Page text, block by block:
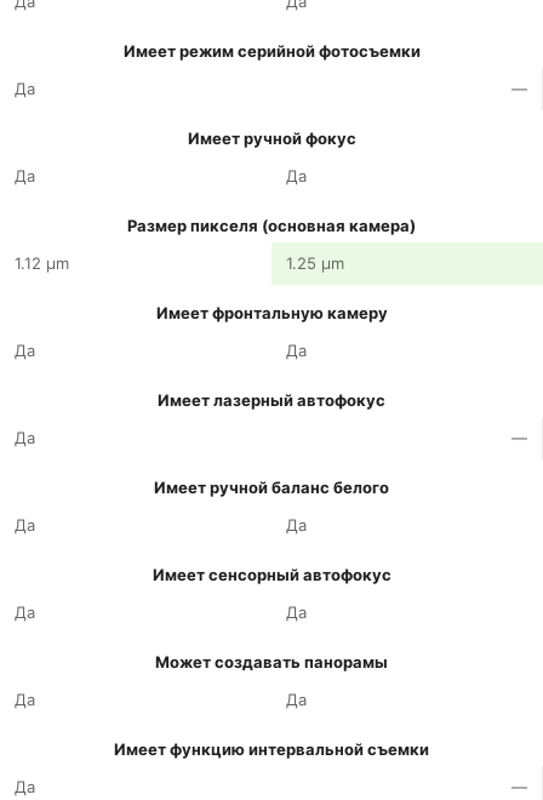
Имеет режим серийной фотосъемки
Да
—
Имеет ручной фокус
Да
Да
Размер пикселя (основная камера)
1.12 µm
1.25 µm
Имеет фронтальную камеру
Да
Да
Имеет лазерный автофокус
Да
—
Имеет ручной баланс белого
Да
Да
Имеет сенсорный автофокус
Да
Да
Может создавать панорамы
Да
Да
Имеет функцию интервальной съемки
Да
—